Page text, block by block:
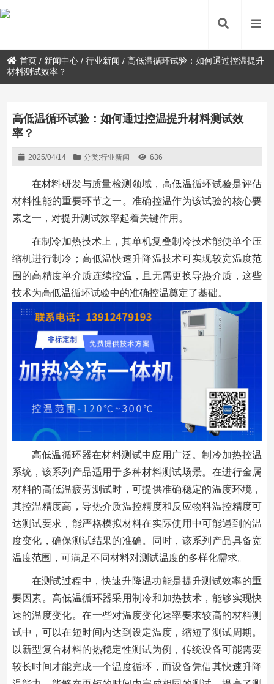
首页 / 新闻中心 /行业新闻 /高低温循环试验：如何通过控温提升
材料测试效率？
高低温循环试验：如何通过控温提升材料测试效
率？
2025/04/14 分类:行业新闻 636
在材料研发与质量检测领域，高低温循环试验是评估
材料性能的重要环节之一。准确控温作为该试验的核心要
素之一，对提升测试效率起着关键作用。
在制冷加热技术上，其单机复叠制冷技术能使单个压
缩机进行制冷；高低温快速升降温技术可实现较宽温度范
围的高精度单介质连续控温，且无需更换导热介质，这些
技术为高低温循环试验中的准确控温奠定了基础。
高低温循环器在材料测试中应用广泛。制冷加热控温
系统，该系列产品适用于多种材料测试场景。在进行金属
材料的高低温疲劳测试时，可提供准确稳定的温度环境，
其控温精度高，导热介质温控精度和反应物料温控精度可
达测试要求，能严格模拟材料在实际使用中可能遇到的温
度变化，确保测试结果的准确。同时，该系列产品具备宽
温度范围，可满足不同材料对测试温度的多样化需求。
在测试过程中，快速升降温功能是提升测试效率的重
要因素。高低温循环器采用制冷和加热技术，能够实现快
速的温度变化。在一些对温度变化速率要求较高的材料测
试中，可以在短时间内达到设定温度，缩短了测试周期。
以新型复合材料的热稳定性测试为例，传统设备可能需要
较长时间才能完成一个温度循环，而设备凭借其快速升降